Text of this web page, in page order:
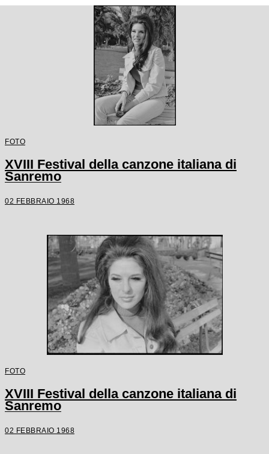
FOTO
XVIII Festival della canzone italiana di
Sanremo
02 FEBBRAIO 1968
FOTO
XVIII Festival della canzone italiana di
Sanremo
02 FEBBRAIO 1968